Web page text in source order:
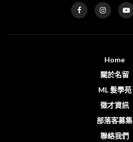
Home
關於名留
ML 髮學苑
徵才資訊
部落客募集
聯絡我們